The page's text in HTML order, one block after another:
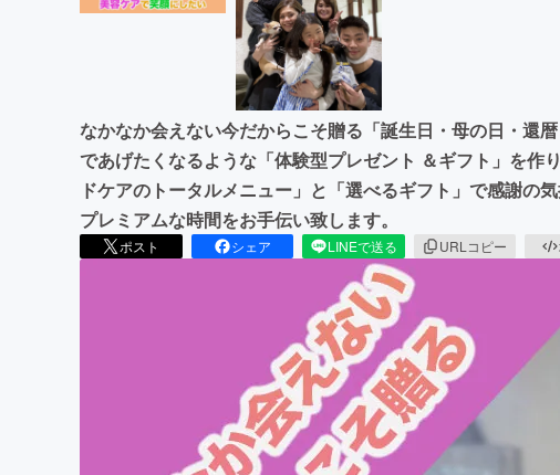
なかなか会えない今だからこそ贈る「誕生日・母の日・還
であげたくなるような「体験型プレゼント ＆ギフト」を作
ドケアのトータルメニュー」と「選べるギフト」で感謝の
プレミアムな時間をお手伝い致します。
ポスト シェア LINEで送る URLコピー